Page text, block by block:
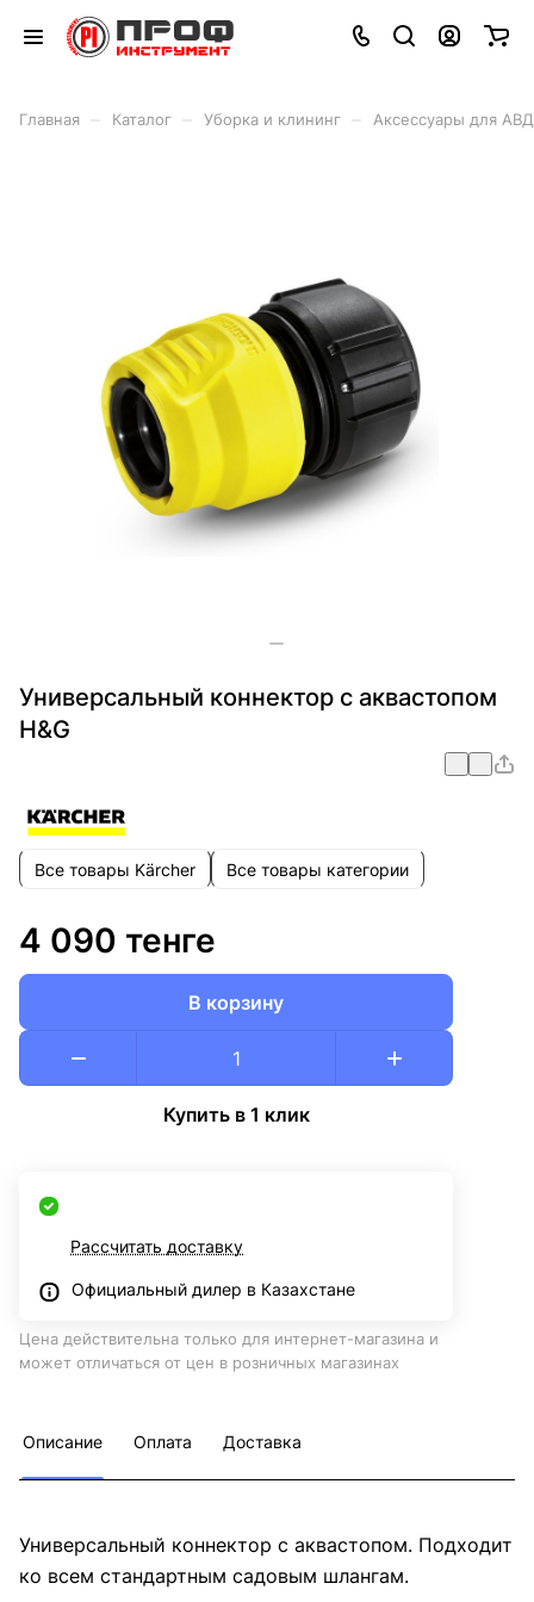
Главная Каталог Уборка и клининг Аксессуары для АВД
Универсальный коннектор с аквастопом
H&G
Все товары Kärcher Все товары категории
4 090 тенге
В корзину
Купить в 1 клик
Рассчитать доставку
Официальный дилер в Казахстане
Цена действительна только для интернет-магазина и
может отличаться от цен в розничных магазинах
Описание Оплата Доставка
Универсальный коннектор с аквастопом. Подходит
ко всем стандартным садовым шлангам.